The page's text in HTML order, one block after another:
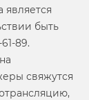
является
быть
89.
свяжутся